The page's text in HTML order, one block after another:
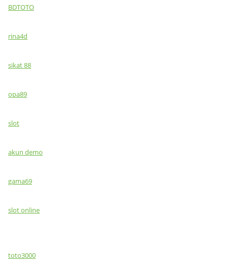
BDTOTO
rina4d
sikat 88
opa89
slot
akun demo
gama69
slot online
toto3000